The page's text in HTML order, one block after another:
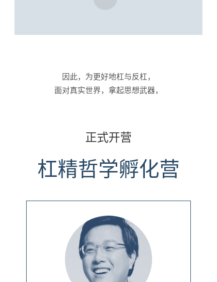
因此，为更好地杠与反杠，
面对真实世界，拿起思想武器，
正式开营
杠精哲学孵化营